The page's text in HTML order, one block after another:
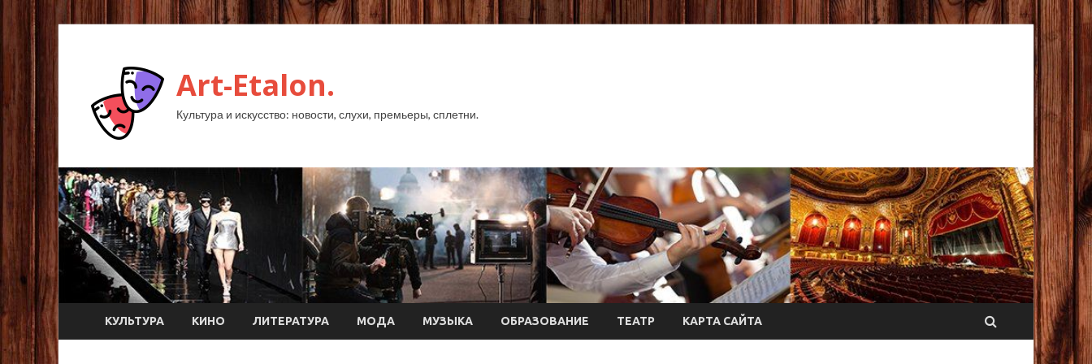
Art-Etalon.
Культура и искусство: новости, слухи, премьеры, сплетни.
КУЛЬТУРА КИНО ЛИТЕРАТУРА МОДА МУЗЫКА ОБРАЗОВАНИЕ ТЕАТР КАРТА САЙТА